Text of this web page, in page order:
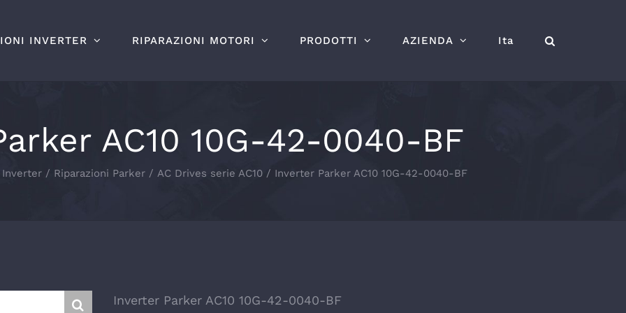
INVERTER RIPARAZIONI MOTORI PRODOTTI AZIENDA Ita
AC10 10G-42-0040-BF
Inverter Riparazioni Parker AC Drives serie AC10 Inverter Parker AC10 10G-42-0040-BF
Inverter Parker AC10 10G-42-0040-BF